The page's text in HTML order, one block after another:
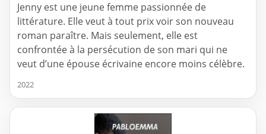
Jenny est une jeune femme passionnée de
littérature. Elle veut à tout prix voir son nouveau
roman paraître. Mais seulement, elle est
confrontée à la persécution de son mari qui ne
veut d’une épouse écrivaine encore moins célèbre.
2022